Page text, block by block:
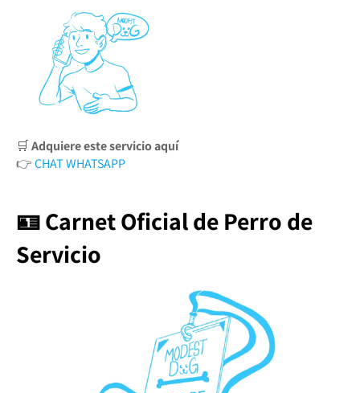
🛒Adquiere este servicio aquí
👉CHAT WHATSAPP
🪪 Carnet Oficial de Perro de
Servicio